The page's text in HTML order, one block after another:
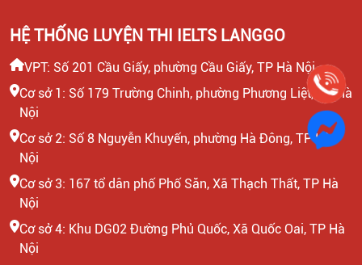
HỆ THỐNG LUYỆN THI IELTS LANGGO
VPT: Số 201 Cầu Giấy, phường Cầu Giấy, TP Hà Nội
Cơ sở 1: Số 179 Trường Chinh, phường Phương Liệt, TP Hà
Nội
Cơ sở 2: Số 8 Nguyễn Khuyến, phường Hà Đông, TP Hà
Nội
Cơ sở 3: 167 tổ dân phố Phố Săn, Xã Thạch Thất, TP Hà
Nội
Cơ sở 4: Khu DG02 Đường Phủ Quốc, Xã Quốc Oai, TP Hà
Nội